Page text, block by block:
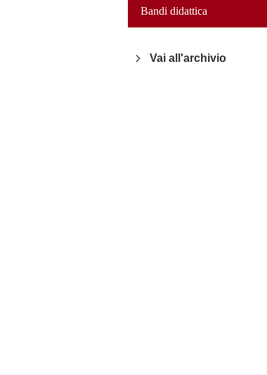
Bandi didattica
Vai all'archivio